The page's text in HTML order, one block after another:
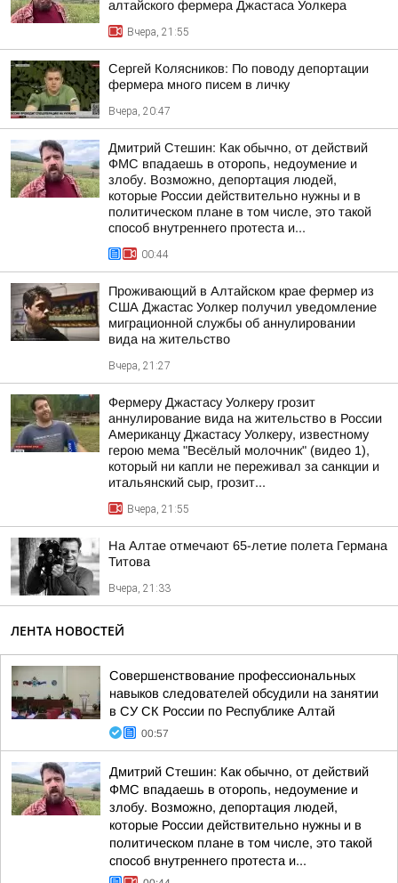
алтайского фермера Джастаса Уолкера
Вчера, 21:55
Сергей Колясников: По поводу депортации
фермера много писем в личку
Вчера, 20:47
Дмитрий Стешин: Как обычно, от действий
ФМС впадаешь в оторопь, недоумение и
злобу. Возможно, депортация людей,
которые России действительно нужны и в
политическом плане в том числе, это такой
способ внутреннего протеста и...
00:44
Проживающий в Алтайском крае фермер из
США Джастас Уолкер получил уведомление
миграционной службы об аннулировании
вида на жительство
Вчера, 21:27
Фермеру Джастасу Уолкеру грозит
аннулирование вида на жительство в России
Американцу Джастасу Уолкеру, известному
герою мема "Весёлый молочник" (видео 1),
который ни капли не переживал за санкции и
итальянский сыр, грозит...
Вчера, 21:55
На Алтае отмечают 65-летие полета Германа
Титова
Вчера, 21:33
ЛЕНТА НОВОСТЕЙ
Совершенствование профессиональных
навыков следователей обсудили на занятии
в СУ СК России по Республике Алтай
00:57
Дмитрий Стешин: Как обычно, от действий
ФМС впадаешь в оторопь, недоумение и
злобу. Возможно, депортация людей,
которые России действительно нужны и в
политическом плане в том числе, это такой
способ внутреннего протеста и...